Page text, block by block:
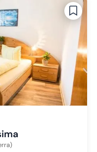
1 wechseln
2 wechseln
3 wechseln